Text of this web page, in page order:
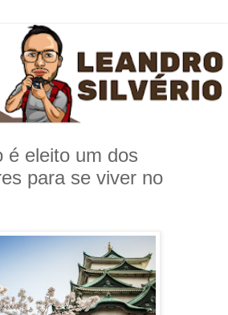
é eleito um dos
para se viver no